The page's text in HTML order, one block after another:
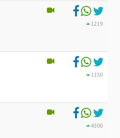
1219
1150
4300